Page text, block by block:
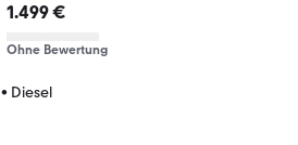
1.499 €
Ohne Bewertung
• Diesel